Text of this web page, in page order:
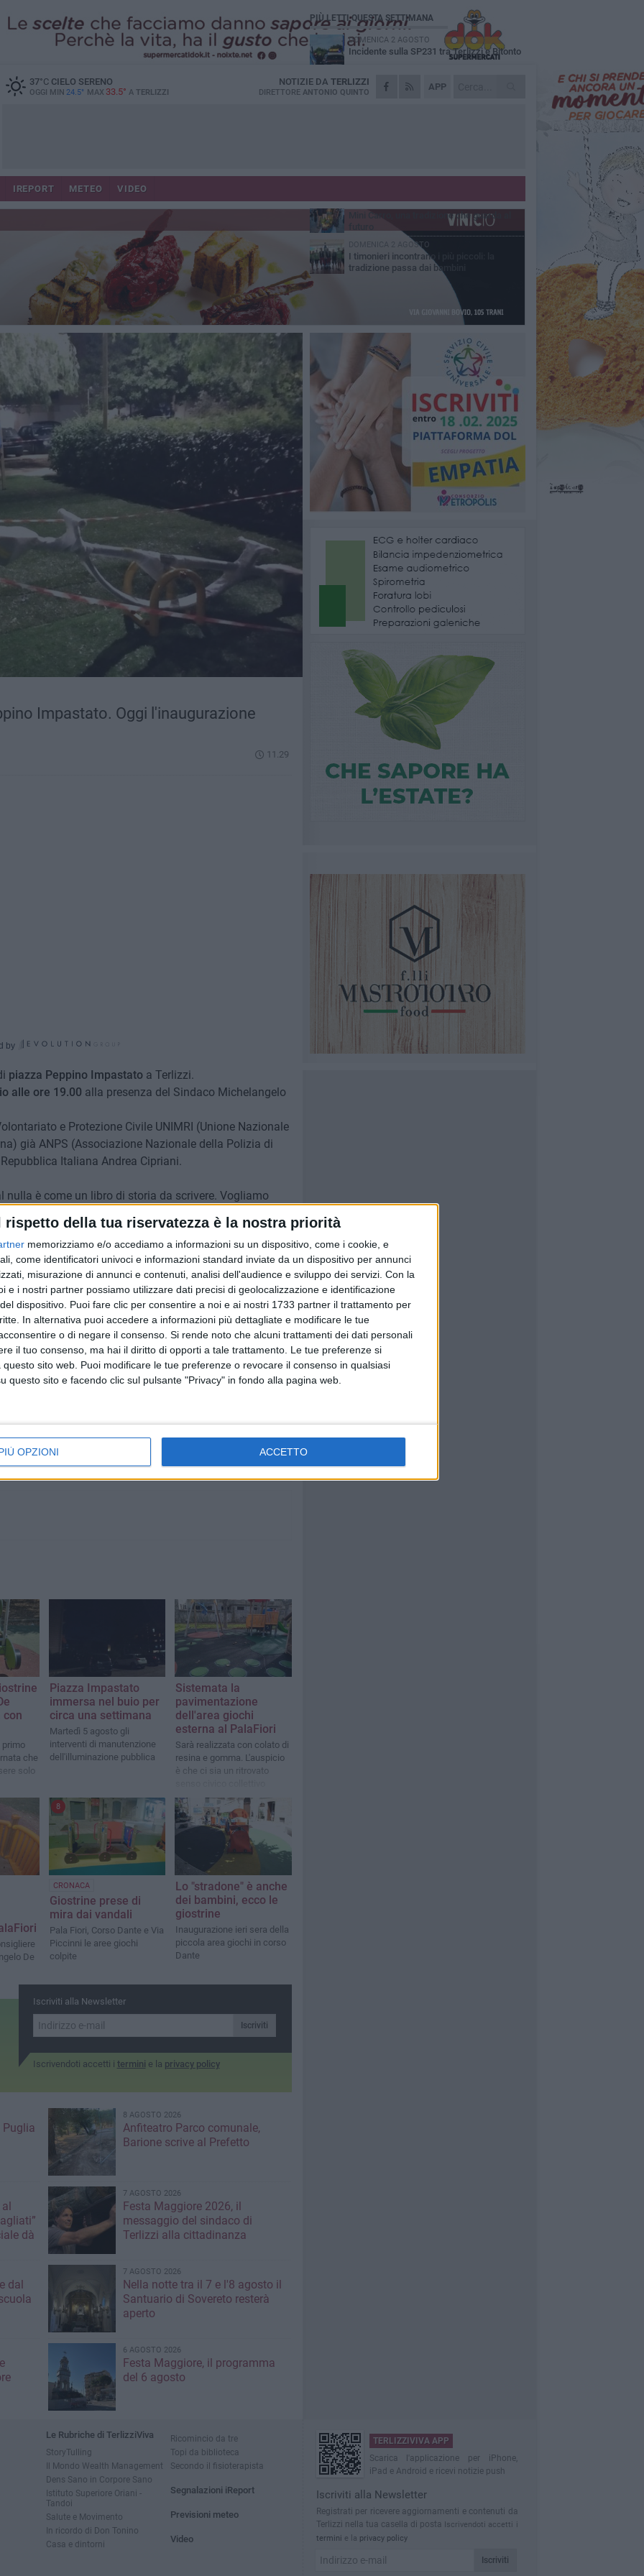
rispetto della tua riservatezza è la nostra priorità
memorizziamo e/o accediamo a informazioni su un dispositivo, come i cookie, e
come identificatori univoci e informazioni standard inviate da un dispositivo per annunci
misurazione di annunci e contenuti, analisi dell'audience e sviluppo dei servizi. Con la
e i nostri partner possiamo utilizzare dati precisi di geolocalizzazione e identificazione
dispositivo. Puoi fare clic per consentire a noi e ai nostri 1733 partner il trattamento per
In alternativa puoi accedere a informazioni più dettagliate e modificare le tue
o di negare il consenso. Si rende noto che alcuni trattamenti dei dati personali
il tuo consenso, ma hai il diritto di opporti a tale trattamento. Le tue preferenze si
sito web. Puoi modificare le tue preferenze o revocare il consenso in qualsiasi
questo sito e facendo clic sul pulsante "Privacy" in fondo alla pagina web.
OPZIONI ACCETTO
37°CCIELO SERENO
OGGI MIN 24.5° MAX 33.5° A TERLIZZI
APP
NOTIZIE DA TERLIZZI
DIRETTORE ANTONIO QUINTO
IREPORT METEO VIDEO
Impastato. Oggi l'inaugurazione
11.29
by
piazza Peppino Impastatoa Terlizzi.
alle ore 19.00 alla presenza del Sindaco Michelangelo
e Protezione Civile UNIMRI (Unione Nazionale
già ANPS (Associazione Nazionale della Polizia di
Italiana Andrea Cipriani.
nulla è come un libro di storia da scrivere. Vogliamo
a noi mercoledì 3 luglio, insieme faremo una
Ciprianiresponsabile del Gruppo di Volontariato e
per i bambini di Terlizzi di giocare insieme
affrontare piccole sfide e stimolare la propria
UNIMRI per la lodevole iniziativa che arricchisce
il Sindaco De Chirico.
di
priore della Confraternita di
Maria SS del Rosario
con
primo
che
solo
Piazza Impastato
immersa nel buio per
circa una settimana
Martedì 5 agosto gli
interventi di manutenzione
dell'illuminazione pubblica
Sistemata la
pavimentazione
dell'area giochi
esterna al PalaFiori
Sarà realizzata con colato di
resina e gomma. L'auspicio
è che ci sia un ritrovato
De
8
CRONACA
Giostrine prese di
mira dai vandali
Pala Fiori, Corso Dante e Via
Piccinni le aree giochi
colpite
Lo "stradone" è anche
dei bambini, ecco le
giostrine
Inaugurazione ieri sera della
piccola area giochi in corso
Dante
Iscriviti alla Newsletter
Iscriviti
Iscrivendoti accetti i termini e la privacy policy
Puglia
8 AGOSTO 2026
Anfiteatro Parco comunale,
Barione scrive al Prefetto
dà
7 AGOSTO 2026
Festa Maggiore 2026, il
messaggio del sindaco di
Terlizzi alla cittadinanza
dal
7 AGOSTO 2026
Nella notte tra il 7 e l'8 agosto il
Santuario di Sovereto resterà
aperto
6 AGOSTO 2026
Festa Maggiore, il programma
del 6 agosto
PIÙ LETTI QUESTA SETTIMANA
DOMENICA 2 AGOSTO
Incidente sulla SP231 tra Terlizzi e Bitonto
GIOVEDÌ 6 AGOSTO
A Terlizzi nasce il comitato di Futuro
Festa Maggiore, il programma del 6 agosto
MARTEDÌ 4 AGOSTO
Mini Carro, una tradizione che guarda al
DOMENICA 2 AGOSTO
I timonieri incontrano i più piccoli: la
tradizione passa dai bambini
Le Rubriche di TerlizziViva
StoryTulling
Il Mondo Wealth Management
Dens Sano in Corpore Sano
Istituto Superiore Oriani -
Tandoi
Salute e Movimento
In ricordo di Don Tonino
Casa e dintorni
Ricomincio da tre
Topi da biblioteca
Secondo il fisioterapista
Segnalazioni iReport
Previsioni meteo
Video
TERLIZZIVIVA APP
Scarica l'applicazione per iPhone,
iPad e Android e ricevi notizie push
Iscriviti alla Newsletter
Registrati per ricevere aggiornamenti e contenuti da
Terlizzi nella tua casella di posta Iscrivendoti accetti i
termini e la privacy policy
Iscriviti